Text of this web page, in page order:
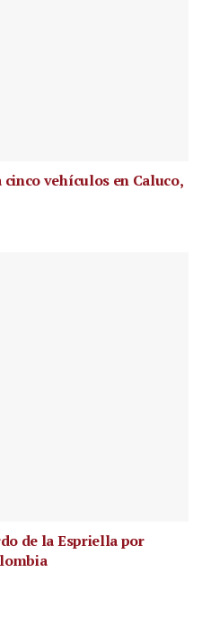
vehículos en Caluco,
de la Espriella por